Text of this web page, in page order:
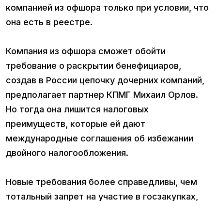
компанией из офшора только при условии, что
она есть в реестре.
Компания из офшора сможет обойти
требование о раскрытии бенефициаров,
создав в России цепочку дочерних компаний,
предполагает партнер КПМГ Михаил Орлов.
Но тогда она лишится налоговых
преимуществ, которые ей дают
международные соглашения об избежании
двойного налогообложения.
Новые требования более справедливы, чем
тотальный запрет на участие в госзакупках,